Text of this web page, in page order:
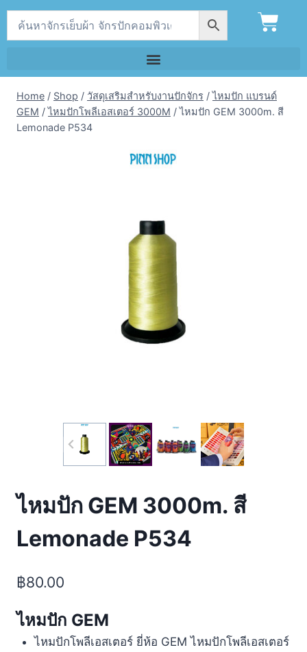
Home / Shop / วัสดุเสริมสำหรับงานปักจักร / ไหมปัก แบรนด์
GEM / ไหมปักโพลีเอสเตอร์ 3000M / ไหมปัก GEM 3000m. สี
Lemonade P534
ไหมปัก GEM 3000m. สี
Lemonade P534
฿80.00
ไหมปัก GEM
ไหมปักโพลีเอสเตอร์ ยี่ห้อ GEM ไหมปักโพลีเอสเตอร์